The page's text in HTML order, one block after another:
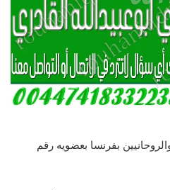
بفرنسا بعضويه رقم